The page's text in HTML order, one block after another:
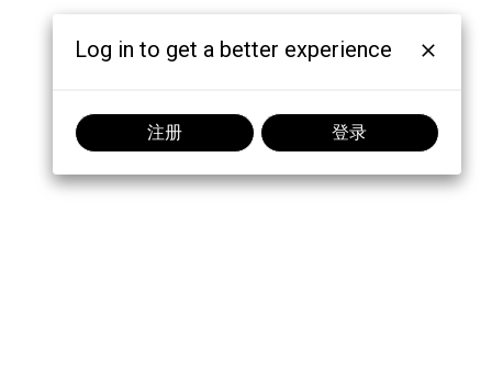
Log in to get a better experience
注册 登录